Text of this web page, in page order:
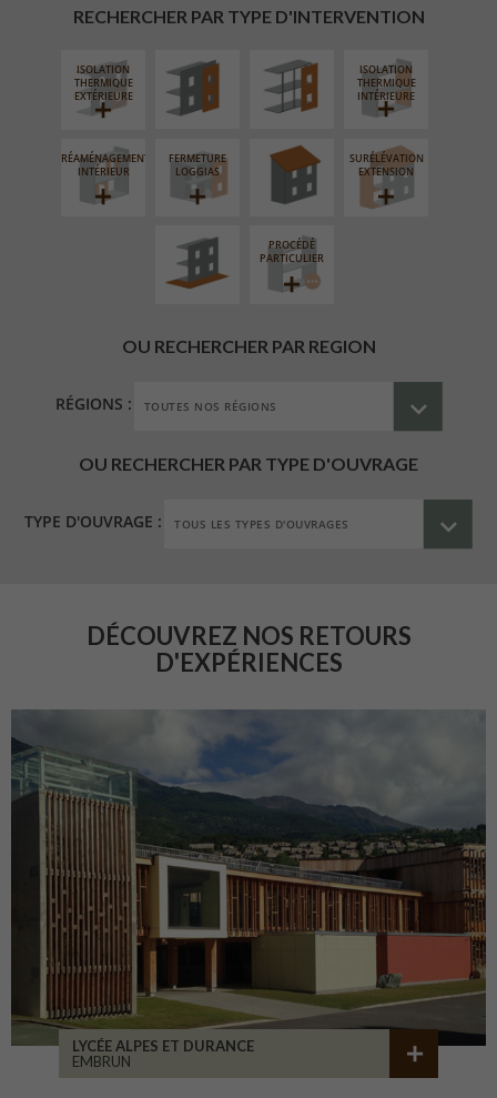
RECHERCHER PAR TYPE D'INTERVENTION
ISOLATION
THERMIQUE
EXTÉRIEURE
LINÉAIRE
ISOLATION
THERMIQUE
INTÉRIEURE
RÉAMÉNAGEMENT
INTÉRIEUR
FERMETURE
LOGGIAS
RÉFECTION DES
TOITURES
SURÉLÉVATION
EXTENSION
AMÉNAGEMENT
EXTÉRIEUR
PROCÉDÉ
PARTICULIER
OU RECHERCHER PAR REGION
RÉGIONS :
OU RECHERCHER PAR TYPE D'OUVRAGE
TYPE D'OUVRAGE :
DÉCOUVREZ NOS RETOURS
D'EXPÉRIENCES
LYCÉE ALPES ET DURANCE
EMBRUN